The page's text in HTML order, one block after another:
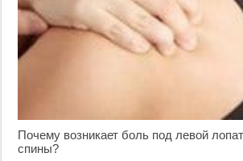
Почему возникает боль под левой
спины?